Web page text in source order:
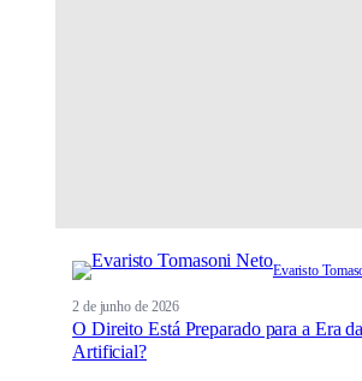
Evaristo
2 de junho de 2026
O Direito Está Preparado para a Era
Artificial?